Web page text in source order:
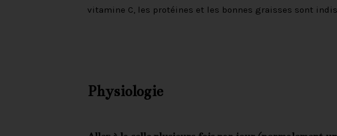
vitamine C, les protéines et les bonnes graisses sont
Physiologie